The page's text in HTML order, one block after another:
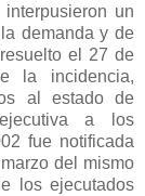
un
demanda y de
el 27 de
la incidencia,
al estado de
a los
fue notificada
del mismo
los ejecutados